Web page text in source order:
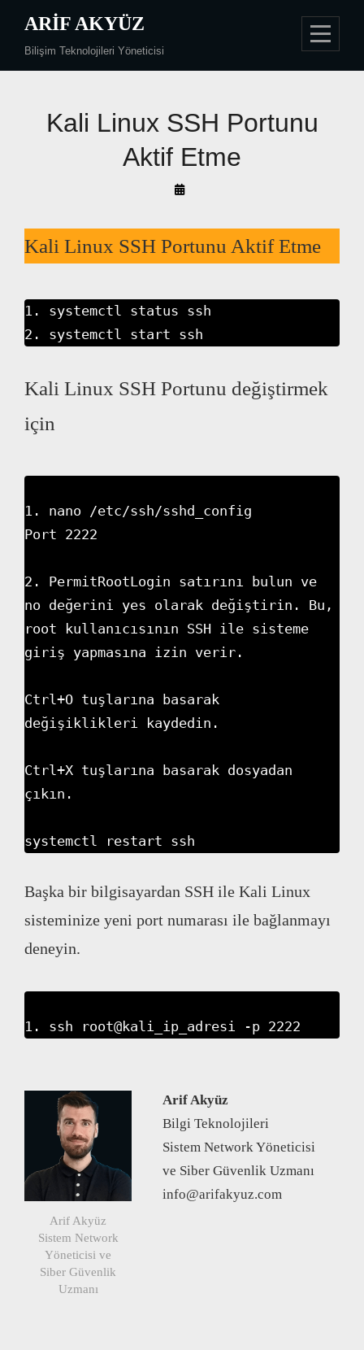
content
ARIF AKYÜZ
Bilişim Teknolojileri Yöneticisi
Kali Linux SSH Portunu
Aktif Etme
By
Akyüz
Kali Linux SSH Portunu Aktif Etme
1. systemctl status ssh
2. systemctl start ssh
Kali Linux SSH Portunu değiştirmek
için
1. nano /etc/ssh/sshd_config
Port 2222
2. PermitRootLogin satırını bulun ve
no değerini yes olarak değiştirin. Bu,
root kullanıcısının SSH ile sisteme
giriş yapmasına izin verir.
Ctrl+O tuşlarına basarak
değişiklikleri kaydedin.
Ctrl+X tuşlarına basarak dosyadan
çıkın.
systemctl restart ssh
Başka bir bilgisayardan SSH ile Kali Linux
sisteminize yeni port numarası ile bağlanmayı
deneyin.
1. ssh root@kali_ip_adresi -p 2222
Arif Akyüz
Sistem Network
Yöneticisi ve
Siber Güvenlik
Uzmanı
Arif Akyüz
Bilgi Teknolojileri
Sistem Network Yöneticisi
ve Siber Güvenlik Uzmanı
info@arifakyuz.com